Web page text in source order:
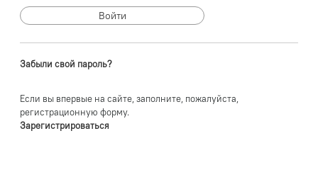
Забыли свой пароль?
Если вы впервые на сайте, заполните, пожалуйста,
регистрационную форму.
Зарегистрироваться